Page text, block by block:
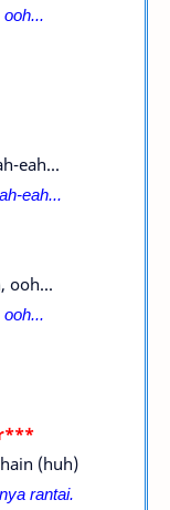
eah...
eah...
ooh...
(huh)
rantai.